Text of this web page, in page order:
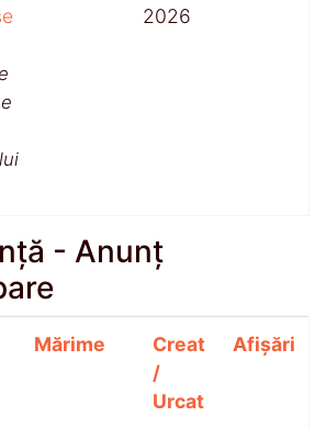
2026
- Anunț
Mărime
Creat
/
Urcat
Afișări